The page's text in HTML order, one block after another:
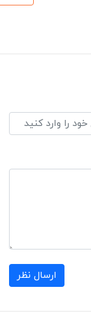
ارسال نظر